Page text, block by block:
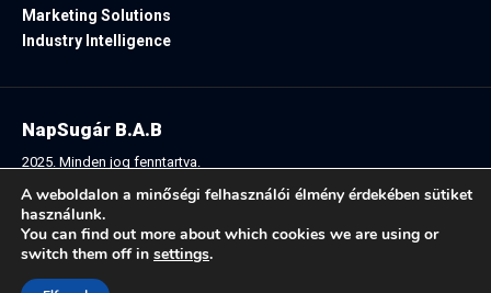
Marketing Solutions
Industry Intelligence
Follow US:
NapSugár B.A.B
2025. Minden jog fenntartva.
A weboldalon a minőségi felhasználói élmény érdekében sütiket
használunk.
You can find out more about which cookies we are using or
switch them off in settings.